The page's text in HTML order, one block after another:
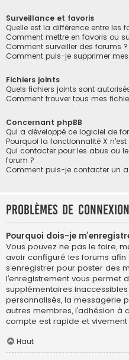
Surveillance et favoris
Quelle est la différence entre les
Comment mettre en favoris ou
Comment surveiller des forums ?
Comment puis-je supprimer
Fichiers joints
Quels fichiers joints sont
Comment trouver tous mes
Concernant phpBB
Qui a développé ce logiciel de
Pourquoi la fonctionnalité X
Qui contacter pour les abus ou
forum ?
Comment puis-je contacter un
Problèmes de
Pourquoi dois-je
Vous pouvez ne pas le faire,
avoir configuré les forums afin
s’enregistrer pour poster des
l’enregistrement vous permet
supplémentaires
personnalisés, la messagerie
autres membres, l’adhésion à
compte est rapide et vivement
Haut